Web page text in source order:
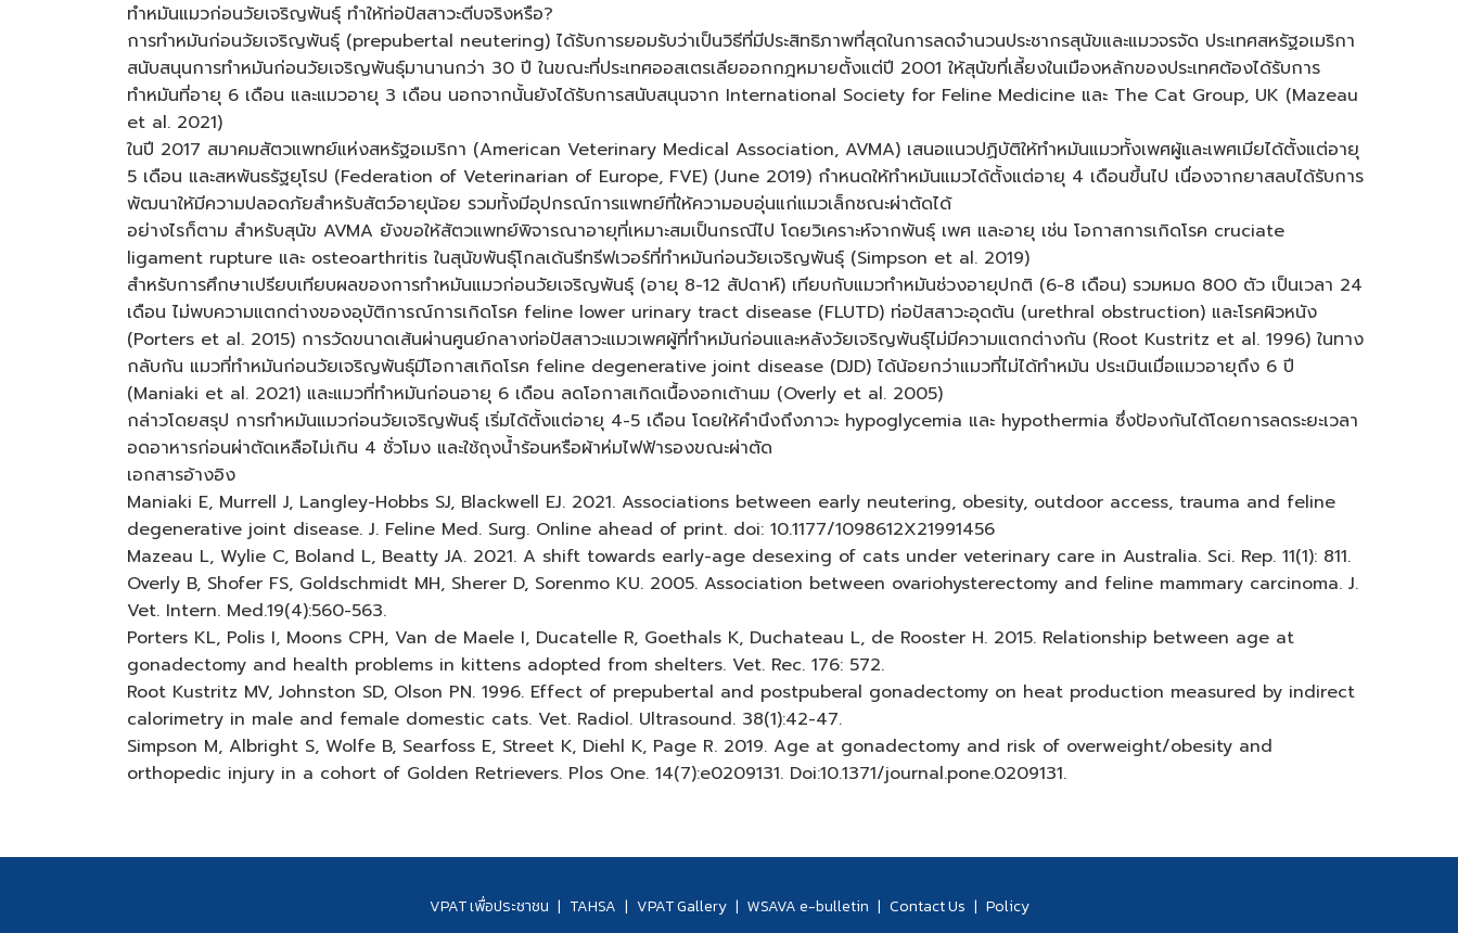
ทำหมันแมวก่อนวัยเจริญพันธุ์ ทำให้ท่อปัสสาวะตีบจริงหรือ?
การทำหมันก่อนวัยเจริญพันธุ์ (prepubertal neutering) ได้รับการยอมรับว่าเป็นวิธีที่มีประสิทธิภาพที่สุดในการลดจำนวนประชากรสุนัขและแมวจรจัด ประเทศสหรัฐอเมริกา
สนับสนุนการทำหมันก่อนวัยเจริญพันธุ์มานานกว่า 30 ปี ในขณะที่ประเทศออสเตรเลียออกกฎหมายตั้งแต่ปี 2001 ให้สุนัขที่เลี้ยงในเมืองหลักของประเทศต้องได้รับการ
ทำหมันที่อายุ 6 เดือน และแมวอายุ 3 เดือน นอกจากนั้นยังได้รับการสนับสนุนจาก International Society for Feline Medicine และ The Cat Group, UK (Mazeau
et al. 2021)
ในปี 2017 สมาคมสัตวแพทย์แห่งสหรัฐอเมริกา (American Veterinary Medical Association, AVMA) เสนอแนวปฏิบัติให้ทำหมันแมวทั้งเพศผู้และเพศเมียได้ตั้งแต่อายุ
5 เดือน และสหพันธรัฐยุโรป (Federation of Veterinarian of Europe, FVE) (June 2019) กำหนดให้ทำหมันแมวได้ตั้งแต่อายุ 4 เดือนขึ้นไป เนื่องจากยาสลบได้รับการ
พัฒนาให้มีความปลอดภัยสำหรับสัตว์อายุน้อย รวมทั้งมีอุปกรณ์การแพทย์ที่ให้ความอบอุ่นแก่แมวเล็กชณะผ่าตัดได้
อย่างไรก็ตาม สำหรับสุนัข AVMA ยังขอให้สัตวแพทย์พิจารณาอายุที่เหมาะสมเป็นกรณีไป โดยวิเคราะห์จากพันธุ์ เพศ และอายุ เช่น โอกาสการเกิดโรค cruciate
ligament rupture และ osteoarthritis ในสุนัขพันธุ์โกลเด้นรีทรีฟเวอร์ที่ทำหมันก่อนวัยเจริญพันธุ์ (Simpson et al. 2019)
สำหรับการศึกษาเปรียบเทียบผลของการทำหมันแมวก่อนวัยเจริญพันธุ์ (อายุ 8-12 สัปดาห์) เทียบกับแมวทำหมันช่วงอายุปกติ (6-8 เดือน) รวมหมด 800 ตัว เป็นเวลา 24
เดือน ไม่พบความแตกต่างของอุบัติการณ์การเกิดโรค feline lower urinary tract disease (FLUTD) ท่อปัสสาวะอุดตัน (urethral obstruction) และโรคผิวหนัง
(Porters et al. 2015) การวัดขนาดเส้นผ่านศูนย์กลางท่อปัสสาวะแมวเพศผู้ที่ทำหมันก่อนและหลังวัยเจริญพันธุ์ไม่มีความแตกต่างกัน (Root Kustritz et al. 1996) ในทาง
กลับกัน แมวที่ทำหมันก่อนวัยเจริญพันธุ์มีโอกาสเกิดโรค feline degenerative joint disease (DJD) ได้น้อยกว่าแมวที่ไม่ได้ทำหมัน ประเมินเมื่อแมวอายุถึง 6 ปี
(Maniaki et al. 2021) และแมวที่ทำหมันก่อนอายุ 6 เดือน ลดโอกาสเกิดเนื้องอกเต้านม (Overly et al. 2005)
กล่าวโดยสรุป การทำหมันแมวก่อนวัยเจริญพันธุ์ เริ่มได้ตั้งแต่อายุ 4-5 เดือน โดยให้คำนึงถึงภาวะ hypoglycemia และ hypothermia ซึ่งป้องกันได้โดยการลดระยะเวลา
อดอาหารก่อนผ่าตัดเหลือไม่เกิน 4 ชั่วโมง และใช้ถุงน้ำร้อนหรือผ้าห่มไฟฟ้ารองขณะผ่าตัด
เอกสารอ้างอิง
Maniaki E, Murrell J, Langley-Hobbs SJ, Blackwell EJ. 2021. Associations between early neutering, obesity, outdoor access, trauma and feline
degenerative joint disease. J. Feline Med. Surg. Online ahead of print. doi: 10.1177/1098612X21991456
Mazeau L, Wylie C, Boland L, Beatty JA. 2021. A shift towards early-age desexing of cats under veterinary care in Australia. Sci. Rep. 11(1): 811.
Overly B, Shofer FS, Goldschmidt MH, Sherer D, Sorenmo KU. 2005. Association between ovariohysterectomy and feline mammary carcinoma. J.
Vet. Intern. Med.19(4):560-563.
Porters KL, Polis I, Moons CPH, Van de Maele I, Ducatelle R, Goethals K, Duchateau L, de Rooster H. 2015. Relationship between age at
gonadectomy and health problems in kittens adopted from shelters. Vet. Rec. 176: 572.
Root Kustritz MV, Johnston SD, Olson PN. 1996. Effect of prepubertal and postpuberal gonadectomy on heat production measured by indirect
calorimetry in male and female domestic cats. Vet. Radiol. Ultrasound. 38(1):42-47.
Simpson M, Albright S, Wolfe B, Searfoss E, Street K, Diehl K, Page R. 2019. Age at gonadectomy and risk of overweight/obesity and
orthopedic injury in a cohort of Golden Retrievers. Plos One. 14(7):e0209131. Doi:10.1371/journal.pone.0209131.
VPAT เพื่อประชาชน | TAHSA | VPAT Gallery | WSAVA e-bulletin | Contact Us | Policy